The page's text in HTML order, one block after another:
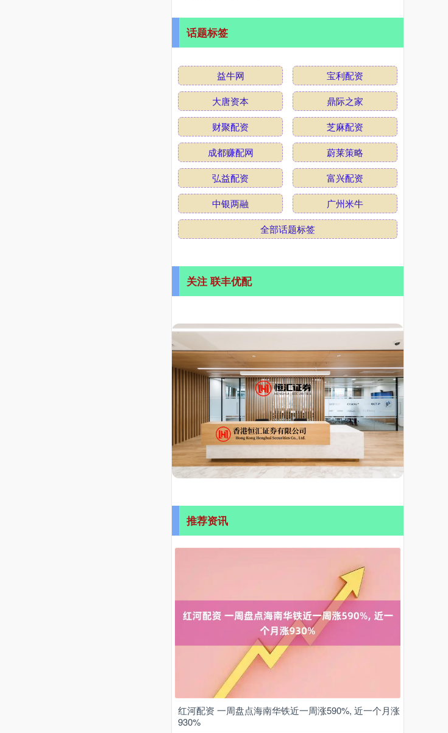
话题标签
益牛网
宝利配资
大唐资本
鼎际之家
财聚配资
芝麻配资
成都赚配网
蔚莱策略
弘益配资
富兴配资
中银两融
广州米牛
全部话题标签
关注 联丰优配
推荐资讯
红河配资 一周盘点海南华铁近一周涨590%, 近一个月涨
930%